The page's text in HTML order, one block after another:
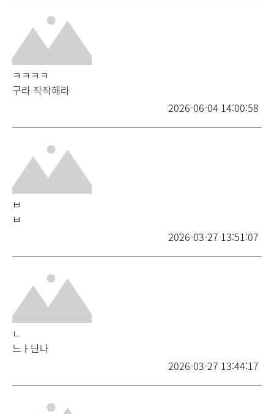
ㅋㅋㅋㅋ
구라 작작해라
2026-06-04 14:00:58
ㅂ
ㅂ
2026-03-27 13:51:07
ㄴ
느ㅏ난나
2026-03-27 13:44:17